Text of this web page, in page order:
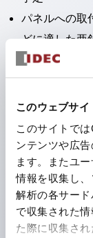
このウェブサ
このサイトで
ンテンツや広
ます。またユ
情報を収集し
解析の各サー
で収集された
た際に収集さ
パネルへの取
どに適した亜
フィンガープ
保護構造
を搭載。
高電圧タイプ
タイプの定格
ました。
ひとつで6色
で色ごとに分
を表現できる